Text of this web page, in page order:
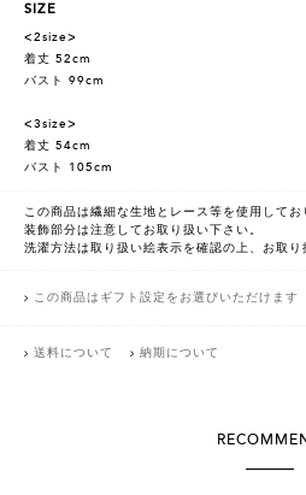
SIZE
<2size>
着丈 52cm
バスト 99cm
<3size>
着丈 54cm
バスト 105cm
この商品は繊細な生地とレース等を使用してお
装飾部分は注意してお取り扱い下さい。
洗濯方法は取り扱い絵表示を確認の上、お取り
この商品はギフト設定をお選びいただけます
送料について 納期について